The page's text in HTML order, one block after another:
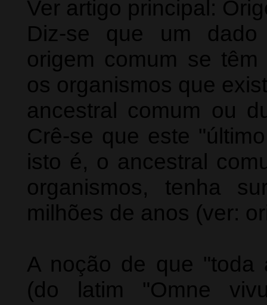
Ver artigo principal:
Diz-se que um
origem comum se
os organismos que
ancestral comum ou
Crê-se que este
isto é, o ancestral
organismos, tenha
milhões de anos (ver:
A noção de que "toda
(do latim "Omne